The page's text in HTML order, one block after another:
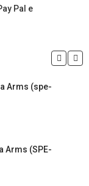
Pal e
Arms (spe-
Arms (SPE-